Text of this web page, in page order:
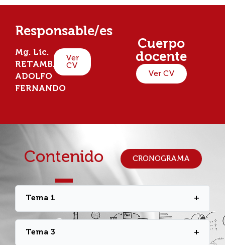
Responsable/es
Mg. Lic.
RETAMBAY,
ADOLFO
FERNANDO
Ver
CV
Cuerpo
docente
Ver CV
Contenido CRONOGRAMA
Tema 1 +
Anatomía y fisiología aplicada al
Tema 3 +